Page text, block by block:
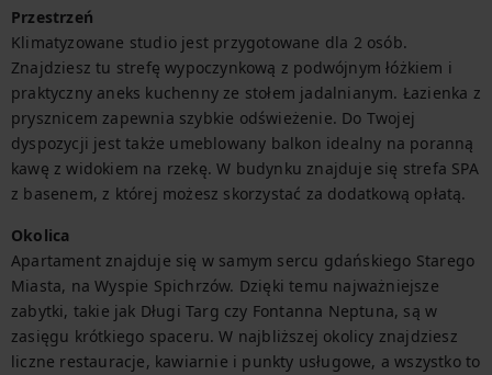
Przestrzeń
Klimatyzowane studio jest przygotowane dla 2 osób.
Znajdziesz tu strefę wypoczynkową z podwójnym łóżkiem i
praktyczny aneks kuchenny ze stołem jadalnianym. Łazienka z
prysznicem zapewnia szybkie odświeżenie. Do Twojej
dyspozycji jest także umeblowany balkon idealny na poranną
kawę z widokiem na rzekę. W budynku znajduje się strefa SPA
z basenem, z której możesz skorzystać za dodatkową opłatą.
Okolica
Apartament znajduje się w samym sercu gdańskiego Starego
Miasta, na Wyspie Spichrzów. Dzięki temu najważniejsze
zabytki, takie jak Długi Targ czy Fontanna Neptuna, są w
zasięgu krótkiego spaceru. W najbliższej okolicy znajdziesz
liczne restauracje, kawiarnie i punkty usługowe, a wszystko to